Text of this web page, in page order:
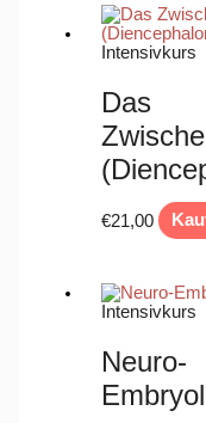
Intensivkurs
Das
€21,00
Intensivkurs
Neuro-